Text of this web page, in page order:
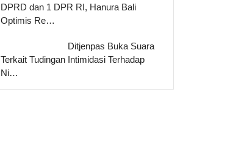
DPRD dan 1 DPR RI, Hanura Bali
Optimis Re…
Ditjenpas Buka Suara
Terkait Tudingan Intimidasi Terhadap
Ni…